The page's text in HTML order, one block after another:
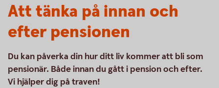
Att tänka på innan och
efter pensionen
Du kan påverka din hur ditt liv kommer att bli som
pensionär. Både innan du gått i pension och efter.
Vi hjälper dig på traven!